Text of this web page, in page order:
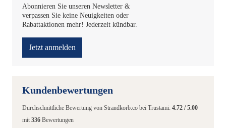
Abonnieren Sie unseren Newsletter &
verpassen Sie keine Neuigkeiten oder
Rabattaktionen mehr! Jederzeit kündbar.
Jetzt anmelden
Kundenbewertungen
Durchschnittliche Bewertung von Strandkorb.co bei Trustami: 4.72 /5.00
mit 336 Bewertungen